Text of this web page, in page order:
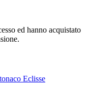
ed hanno acquistato